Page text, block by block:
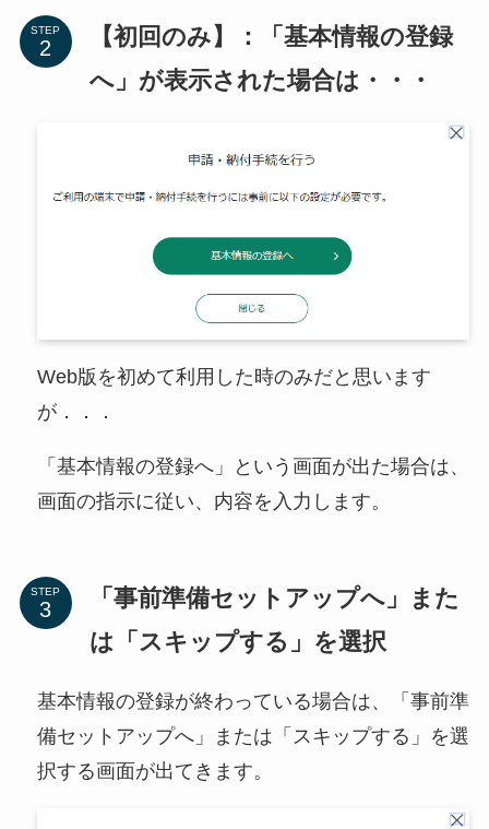
STEP
【初回のみ】：「基本情報の登録
へ」が表示された場合は・・・
Web版を初めて利用した時のみだと思います
が．．．
「基本情報の登録へ」という画面が出た場合は、
画面の指示に従い、内容を入力します。
STEP
「事前準備セットアップへ」また
は「スキップする」を選択
基本情報の登録が終わっている場合は、「事前準
備セットアップへ」または「スキップする」を選
択する画面が出てきます。